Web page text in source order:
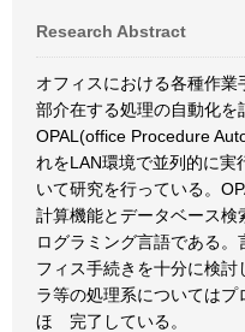
Research Abstract
オフィスにおける各種作
部介在する処理の自動化
OPAL(office Procedure
れをLAN環境で並列的に実
いて研究を行っている。
計算機能とデータベース
ログラミング言語である
フィス手続きを十分に検討
ラ等の処理系については
ほゞ完了している。